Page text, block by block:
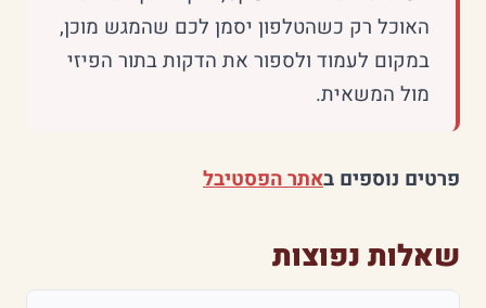
האוכל רק כשהטלפון יסמן לכם שהמגש מוכן,
במקום לעמוד ולספור את הדקות בתור הפיזי
מול המשאית.
פרטים נוספים באתר הפסטיבל
שאלות נפוצות